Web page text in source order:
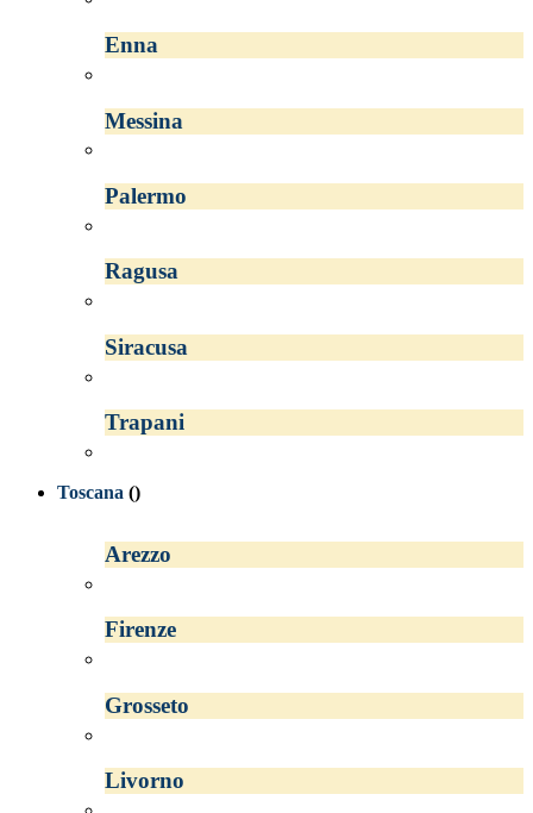
Enna
Messina
Palermo
Ragusa
Siracusa
Trapani
Toscana ()
Arezzo
Firenze
Grosseto
Livorno